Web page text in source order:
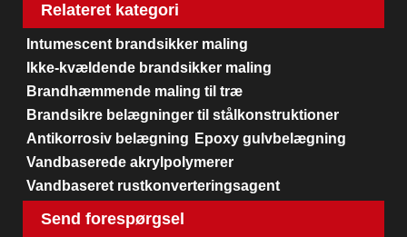
Relateret kategori
Intumescent brandsikker maling
Ikke-kvældende brandsikker maling
Brandhæmmende maling til træ
Brandsikre belægninger til stålkonstruktioner
Antikorrosiv belægning Epoxy gulvbelægning
Vandbaserede akrylpolymerer
Vandbaseret rustkonverteringsagent
Send forespørgsel